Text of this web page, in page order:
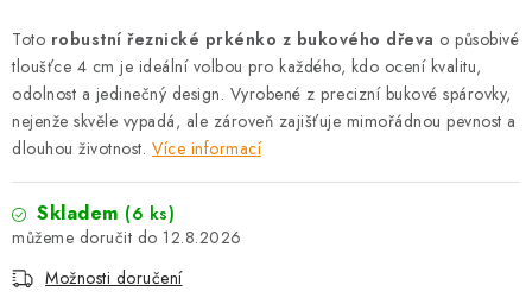
Toto robustní řeznické prkénko z bukového dřeva o působivé
tloušťce 4 cm je ideální volbou pro každého, kdo ocení kvalitu,
odolnost a jedinečný design. Vyrobené z precizní bukové spárovky,
nejenže skvěle vypadá, ale zároveň zajišťuje mimořádnou pevnost a
dlouhou životnost. Více informací
Skladem (6 ks)
12.8.2026
Možnosti doručení